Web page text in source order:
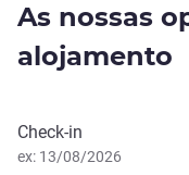
As nossas
alojamento
Reservar este
Check-in
ex: 13/08/2026